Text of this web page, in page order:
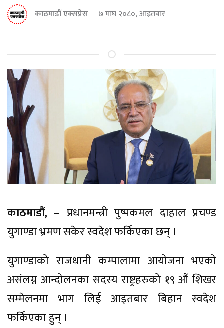
काठमाडौं एक्सप्रेस ७ माघ २०८०, आइतबार
काठमाडौं, – प्रधानमन्त्री पुष्पकमल दाहाल प्रचण्ड
युगाण्डा भ्रमण सकेर स्वदेश फर्किएका छन् ।
युगाण्डाको राजधानी कम्पालामा आयोजना भएको
असंलग्न आन्दोलनका सदस्य राष्ट्रहरुको १९ औं शिखर
सम्मेलनमा भाग लिई आइतबार बिहान स्वदेश
फर्किएका हुन् ।